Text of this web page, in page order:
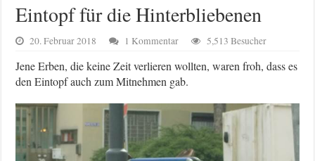
Eintopf für die Hinterbliebenen
20. Februar 2018 1 Kommentar 5,513 Besucher
Jene Erben, die keine Zeit verlieren wollten, waren froh, dass es
den Eintopf auch zum Mitnehmen gab.